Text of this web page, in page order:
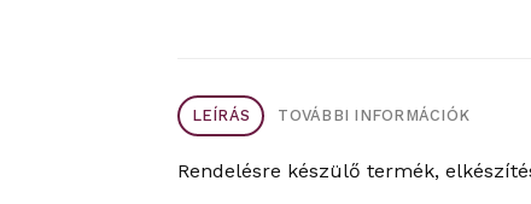
LEÍRÁS TOVÁBBI INFORMÁCIÓK
Rendelésre készülő termék,